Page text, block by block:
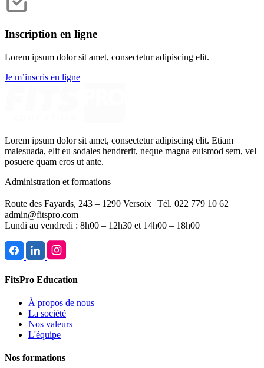
Inscription en ligne
Lorem ipsum dolor sit amet, consectetur adipiscing elit.
Je m’inscris en ligne
Lorem ipsum dolor sit amet, consectetur adipiscing elit. Etiam
malesuada, elit eu sodales hendrerit, neque magna euismod sem, vel
posuere quam eros ut ante.
Administration et formations
Route des Fayards, 243 – 1290 Versoix Tél. 022 779 10 62
admin@fitspro.com
Lundi au vendredi : 8h00 – 12h30 et 14h00 – 18h00
FitsPro Education
À propos de nous
La société
Nos valeurs
L'équipe
Nos formations